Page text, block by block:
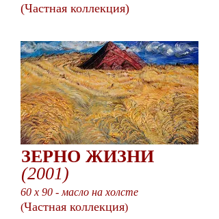
(Частная коллекция)
ЗЕРНО ЖИЗНИ
(2001)
60 x 90 - масло на холсте
(Частная коллекция)